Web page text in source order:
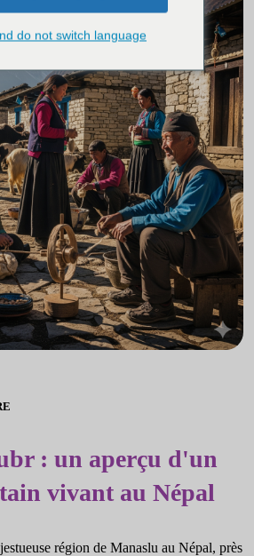
: un aperçu d'un
vivant au Népal
région de Manaslu au Népal, près
do not switch language